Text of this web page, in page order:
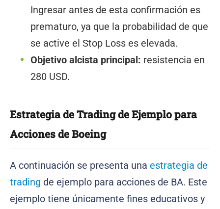
Ingresar antes de esta confirmación es
prematuro, ya que la probabilidad de que
se active el Stop Loss es elevada.
Objetivo alcista principal: resistencia en
280 USD.
Estrategia de Trading de Ejemplo para
Acciones de Boeing
A continuación se presenta una estrategia de
trading de ejemplo para acciones de BA. Este
ejemplo tiene únicamente fines educativos y